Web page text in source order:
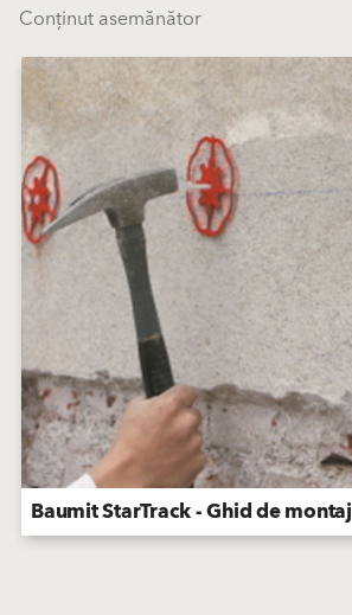
Conținut asemănător
Baumit StarTrack - Ghid de montaj